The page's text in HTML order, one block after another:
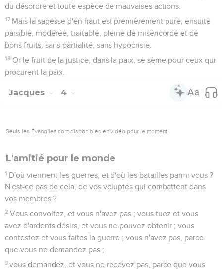
ceux qui ont moissonné sont parvenus aux oreilles du
Seigneur Sabaoth.
Vous avez vécu dans les délices sur la terre, et vous vous
êtes livrés aux voluptés ; vous avez rassasié vos coeurs
comme en un jour de sacrifice ;
vous avez condamné, vous avez mis à mort le juste : il ne
Seigneur. Voici, le laboureur attend le fruit précieux de la
les pluies de la première et de la dernière saison.
8
Vous aussi, usez de patience ; affermissez vos coeurs, car
la venue du Seigneur est proche.
9 Ne murmurez pas les uns contres les autres, frères, afin que
vous ne soyez pas jugés : voici, le juge se tient devant la
porte.
10 Mes frères, prenez pour exemple de souffrance et de
patience les prophètes qui ont parlé au nom du Seigneur.
11